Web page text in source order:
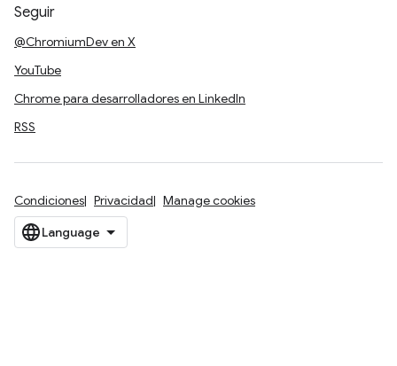
Seguir
@ChromiumDev en X
YouTube
Chrome para desarrolladores en LinkedIn
RSS
Condiciones Privacidad Manage cookies